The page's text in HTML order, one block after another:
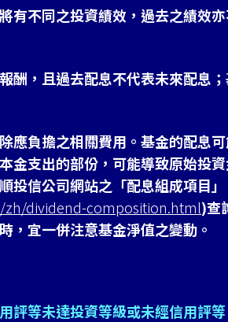
有不同之投資績效，過去之績效
酬，且過去配息不代表未來配息
應負擔之相關費用。基金的配息
金支出的部份，可能導致原始投
投信公司網站之「配息組成項目」
dividend-composition.html)查
，宜一併注意基金淨值之變動。
評等未達投資等級或未經信用評